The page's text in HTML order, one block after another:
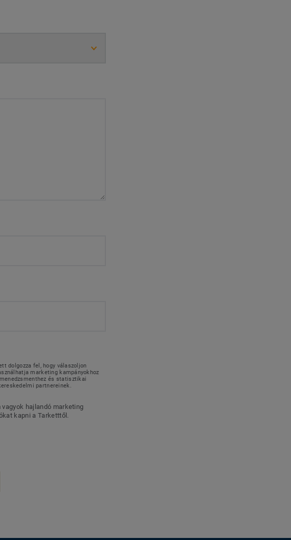
dolgozza fel, hogy válaszoljon
marketing kampányokhoz
és statisztikai
partnereinek.
hajlandó marketing
kapni a Tarketttől.